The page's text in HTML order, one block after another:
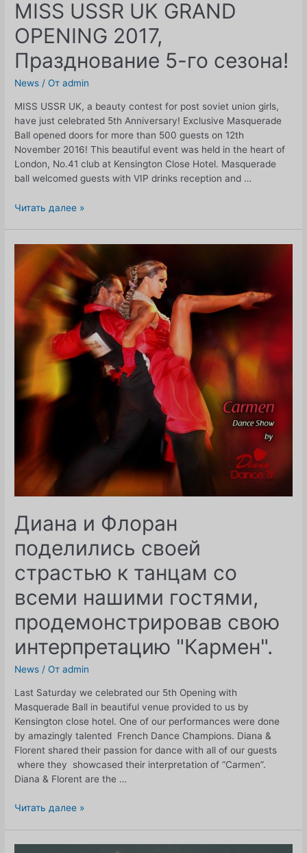
MISS USSR UK GRAND
OPENING 2017,
Празднование 5-го сезона!
News / От admin
MISS USSR UK, a beauty contest for post soviet union girls,
have just celebrated 5th Anniversary! Exclusive Masquerade
Ball opened doors for more than 500 guests on 12th
November 2016! This beautiful event was held in the heart of
London, No.41 club at Kensington Close Hotel. Masquerade
ball welcomed guests with VIP drinks reception and …
MISS
GRAND
OPENING
2017,
Празднование
5-
го
сезона!
Читать далее »
Диана и Флоран
поделились своей
страстью к танцам со
всеми нашими гостями,
продемонстрировав свою
интерпретацию "Кармен".
News / От admin
Last Saturday we celebrated our 5th Opening with
Masquerade Ball in beautiful venue provided to us by
Kensington close hotel. One of our performances were done
by amazingly talented French Dance Champions. Diana &
Florent shared their passion for dance with all of our guests
where they showcased their interpretation of “Carmen”.
Diana & Florent are the …
Диана
Читать далее »